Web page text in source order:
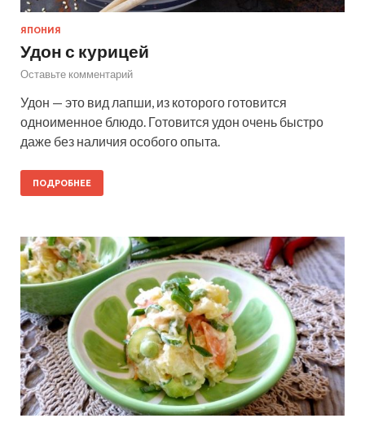
ЯПОНИЯ
Удон с курицей
Оставьте комментарий
Удон — это вид лапши, из которого готовится
одноименное блюдо. Готовится удон очень быстро
даже без наличия особого опыта.
ПОДРОБНЕЕ